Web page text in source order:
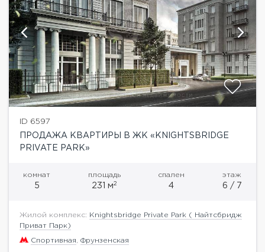
ID 6597
ПРОДАЖА КВАРТИРЫ В ЖК «KNIGHTSBRIDGE
PRIVATE PARK»
комнат
5
площадь
231 м2
спален
4
этаж
6 / 7
Жилой комплекс:
Knightsbridge Private Park ( Найтсбридж
Приват Парк)
Спортивная Фрунзенская